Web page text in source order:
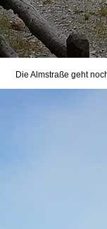
Die Almstraße geht